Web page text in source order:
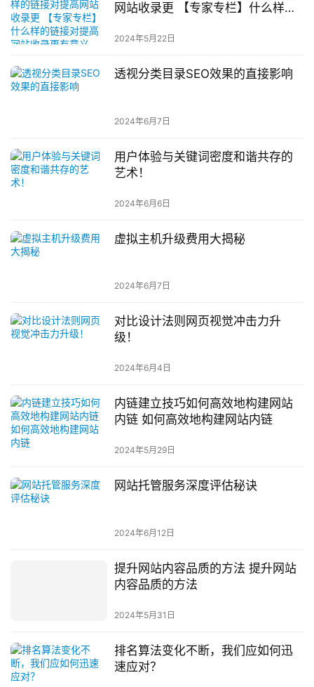
网站收录更 【专家专栏】什么样的
2024年5月22日
透视分类目录SEO效果的直接影响
2024年6月7日
用户体验与关键词密度和谐共存的
艺术！
2024年6月6日
虚拟主机升级费用大揭秘
2024年6月7日
对比设计法则网页视觉冲击力升
级！
2024年6月4日
内链建立技巧如何高效地构建网站
内链 如何高效地构建网站内链
2024年5月29日
网站托管服务深度评估秘诀
2024年6月12日
提升网站内容品质的方法 提升网站
内容品质的方法
2024年5月31日
排名算法变化不断，我们应如何迅
速应对？